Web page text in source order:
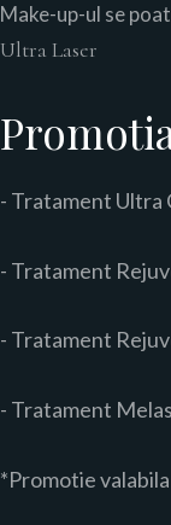
Make-up-ul se
Ultra Laser
- Tratament Ultra
- Tratament
- Tratament
- Tratament
*Promotie